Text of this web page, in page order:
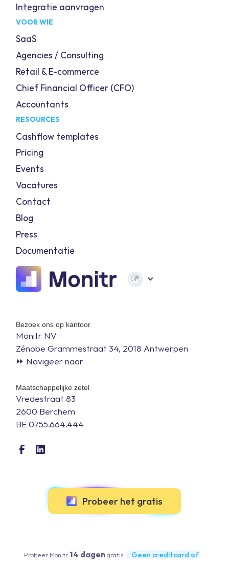
Bezoek ons op kantoor
Monitr NV
Zénobe Grammestraat 34, 2018 Antwerpen
⏩ Navigeer naar
Maatschappelijke zetel
Vredestraat 83
2600 Berchem
BE 0755.664.444
Probeer het gratis
Probeer Monitr 14 dagengratis! Geen creditcard of
Integratie aanvragen
VOOR WIE
SaaS
Agencies / Consulting
Retail & E-commerce
Chief Financial Officer (CFO)
Accountants
RESOURCES
Cashflow templates
Pricing
Events
Vacatures
Contact
Blog
Press
Documentatie